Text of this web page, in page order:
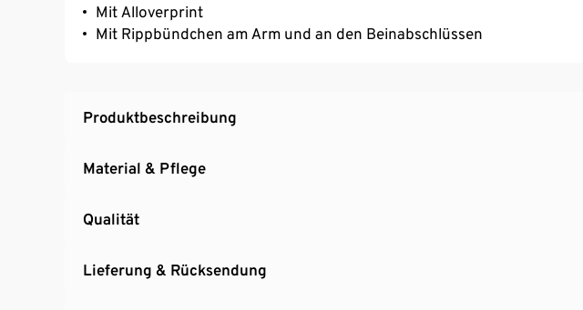
Mit Alloverprint
Mit Rippbündchen am Arm und an den Beinabschlüssen
Produktbeschreibung
Material & Pflege
Qualität
Lieferung & Rücksendung